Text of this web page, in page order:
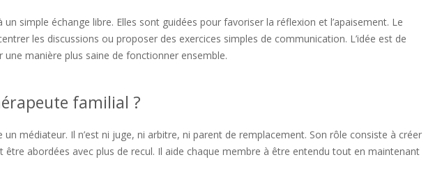
simple échange libre. Elles sont guidées pour favoriser la réflexion et l’apaisement. Le
les discussions ou proposer des exercices simples de communication. L’idée est de
manière plus saine de fonctionner ensemble.
familial ?
médiateur. Il n’est ni juge, ni arbitre, ni parent de remplacement. Son rôle consiste à créer
être abordées avec plus de recul. Il aide chaque membre à être entendu tout en maintenant